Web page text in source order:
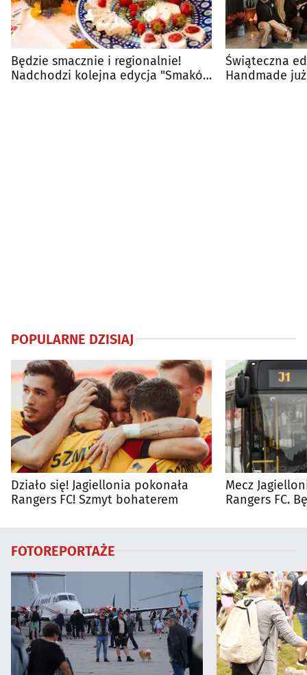
Będzie smacznie i regionalnie!
Nadchodzi kolejna edycja "Smaków
Świąteczna
Handmade
POPULARNE DZISIAJ
Działo się! Jagiellonia pokonała
Rangers FC! Szmyt bohaterem
Mecz
Rangers FC.
FOTOREPORTAŻE